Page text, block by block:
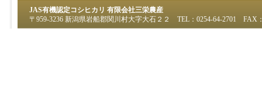
JAS有機認定コシヒカリ 有限会社三栄農産
〒959-3236 新潟県岩船郡関川村大字大石２２ TEL：0254-64-2701 FAX